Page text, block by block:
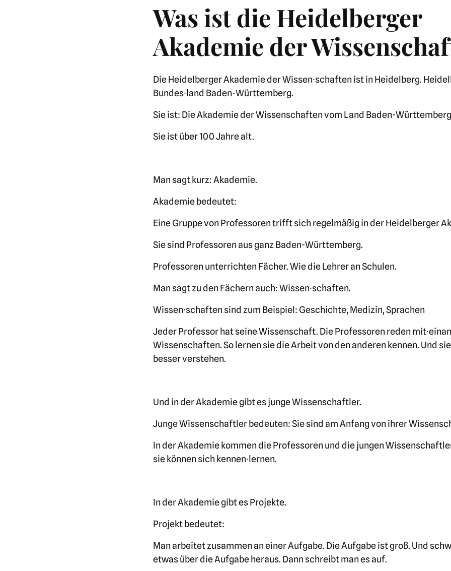
Was ist die Heidelberger
Akademie der
Die Heidelberger Akademie der Wissen∙schaften ist in Heidelberg.
Bundes∙land Baden-Württemberg.
Sie ist: Die Akademie der Wissenschaften vom Land Baden-
Sie ist über 100 Jahre alt.
Man sagt kurz: Akademie.
Akademie bedeutet:
Eine Gruppe von Professoren trifft sich regelmäßig in der Heidelberger
Sie sind Professoren aus ganz Baden-Württemberg.
Professoren unterrichten Fächer. Wie die Lehrer an Schulen.
Man sagt zu den Fächern auch: Wissen∙schaften.
Wissen∙schaften sind zum Beispiel: Geschichte, Medizin, Sprachen
Jeder Professor hat seine Wissenschaft. Die Professoren reden
Wissenschaften. So lernen sie die Arbeit von den anderen kennen. Und
besser verstehen.
Und in der Akademie gibt es junge Wissenschaftler.
Junge Wissenschaftler bedeuten: Sie sind am Anfang von ihrer
In der Akademie kommen die Professoren und die jungen
sie können sich kennen∙lernen.
In der Akademie gibt es Projekte.
Projekt bedeutet:
Man arbeitet zusammen an einer Aufgabe. Die Aufgabe ist groß. Und
etwas über die Aufgabe heraus. Dann schreibt man es auf.